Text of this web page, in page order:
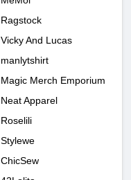
Ragstock
Vicky And Lucas
manlytshirt
Magic Merch Emporium
Neat Apparel
Roselili
Stylewe
ChicSew